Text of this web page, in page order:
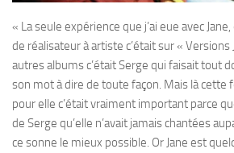
« La seule expérience que j’ai eue avec
de réalisateur à artiste c’était sur « Versions
autres albums c’était Serge qui faisait tout
son mot à dire de toute façon. Mais là cette
pour elle c’était vraiment important parce
de Serge qu’elle n’avait jamais chantées
ce sonne le mieux possible. Or Jane est